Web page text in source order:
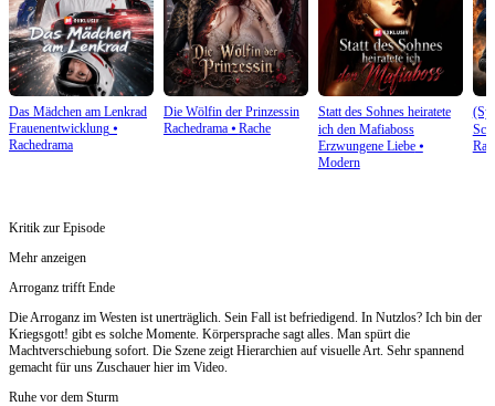
Das Mädchen am Lenkrad
Frauenentwicklung ⦁
Rachedrama
Die Wölfin der Prinzessin
Rachedrama⦁ Rache
Statt des Sohnes heiratete
ich den Mafiaboss
Erzwungene Liebe⦁
Modern
Kritik zur Episode
Mehr anzeigen
Arroganz trifft Ende
Die Arroganz im Westen ist unerträglich. Sein Fall ist befriedigend. In Nutzlos? Ich bin der
Kriegsgott! gibt es solche Momente. Körpersprache sagt alles. Man spürt die
Machtverschiebung sofort. Die Szene zeigt Hierarchien auf visuelle Art. Sehr spannend
gemacht für uns Zuschauer hier im Video.
Ruhe vor dem Sturm